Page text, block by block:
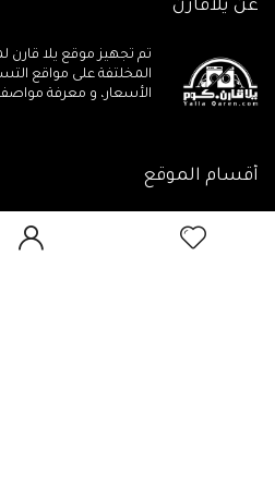
عن يلاقارن
تم تجهيز موقع يلا
المخلتفة على مواقع
الأسعار، و معرفة
أقسام الموقع
جميع المنتجات